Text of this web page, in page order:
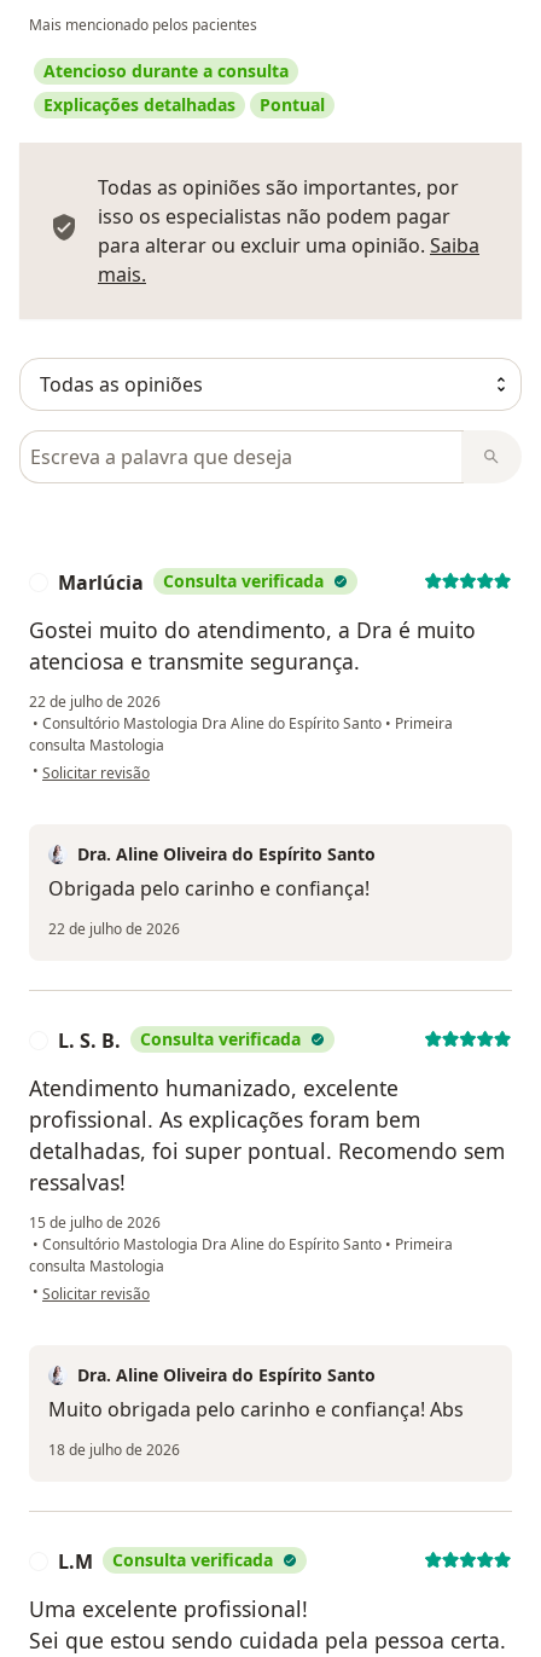
Mais mencionado pelos pacientes
Atencioso durante a consulta
Explicações detalhadas
Pontual
Todas as opiniões são importantes, por
isso os especialistas não podem pagar
para alterar ou excluir uma opinião. Saiba
mais.
Pesquisar em opiniões
Marlúcia Consulta verificada
Gostei muito do atendimento, a Dra é muito
atenciosa e transmite segurança.
22 de julho de 2026
• Consultório Mastologia Dra Aline do Espírito Santo • Primeira
consulta Mastologia
• na opinião do utilizador Marlúcia
Solicitar revisão
Dra. Aline Oliveira do Espírito Santo
Obrigada pelo carinho e confiança!
22 de julho de 2026
L. S. B. Consulta verificada
Atendimento humanizado, excelente
profissional. As explicações foram bem
detalhadas, foi super pontual. Recomendo sem
ressalvas!
15 de julho de 2026
• Consultório Mastologia Dra Aline do Espírito Santo • Primeira
consulta Mastologia
• na opinião do utilizador L. S. B.
Solicitar revisão
Dra. Aline Oliveira do Espírito Santo
Muito obrigada pelo carinho e confiança! Abs
18 de julho de 2026
L.M Consulta verificada
Uma excelente profissional!
Sei que estou sendo cuidada pela pessoa certa.